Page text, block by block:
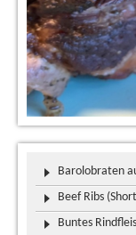
Barolobraten
Beef Ribs
Buntes